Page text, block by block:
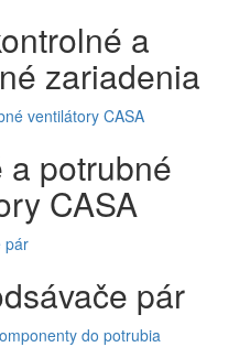
a
zariadenia
ventilátory CASA
a potrubné
CASA
pár
pár
do potrubia